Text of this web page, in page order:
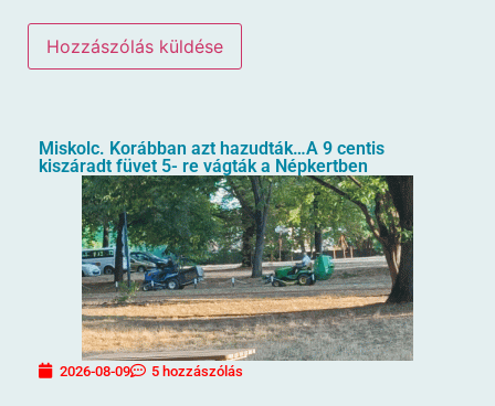
Miskolc. Korábban azt hazudták…A 9 centis
kiszáradt füvet 5- re vágták a Népkertben
2026-08-09 5 hozzászólás